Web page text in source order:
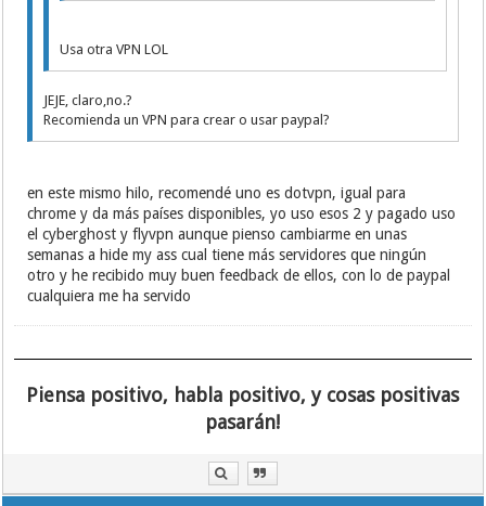
Usa otra VPN LOL
JEJE, claro,no.?
Recomienda un VPN para crear o usar paypal?
en este mismo hilo, recomendé uno es dotvpn, igual para
chrome y da más países disponibles, yo uso esos 2 y pagado uso
el cyberghost y flyvpn aunque pienso cambiarme en unas
semanas a hide my ass cual tiene más servidores que ningún
otro y he recibido muy buen feedback de ellos, con lo de paypal
cualquiera me ha servido
Piensa positivo, habla positivo, y cosas positivas
pasarán!